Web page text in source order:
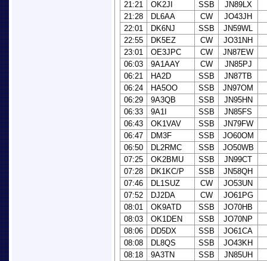
21:21 OK2JI SSB
JN89LX
21:28
DL6AA CW
JO43JH
22:01
DK6NJ SSB
JN59WL
22:55
DK5EZ CW
JO31NH
23:01
OE3JPC CW
JN87EW
06:03
9A1AAY CW
JN85PJ
06:21
HA2D SSB
JN87TB
06:24
HA5OO SSB
JN97OM
06:29
9A3QB SSB
JN95HN
06:33
9A1I SSB
JN85FS
06:43
OK1VAV SSB
JN79FW
06:47
DM3F SSB
JO60OM
06:50
DL2RMC SSB
JO50WB
07:25
OK2BMU SSB
JN99CT
07:28
DK1KC/P SSB
JN58QH
07:46
DL1SUZ CW
JO53UN
07:52
DJ2DA CW
JO61PG
08:01
OK9ATD SSB
JO70HB
08:03
OK1DEN SSB
JO70NP
08:06
DD5DX SSB
JO61CA
08:08
DL8QS SSB
JO43KH
08:18
9A3TN SSB
JN85UH